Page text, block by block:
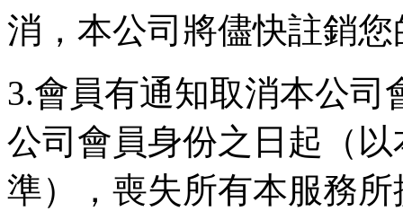
消，本公司將儘快註銷
3.會員有通知取消本公
公司會員身份之日起（
準），喪失所有本服務